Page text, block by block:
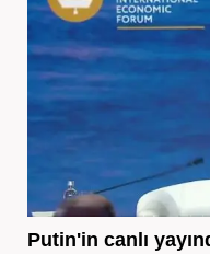
Putin'in canlı